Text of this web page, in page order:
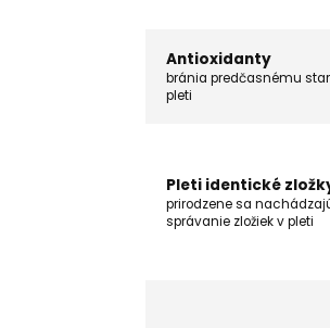
Antioxidanty
bránia predčasnému
pleti
Pleti identické
prirodzene sa
správanie zložiek v pleti